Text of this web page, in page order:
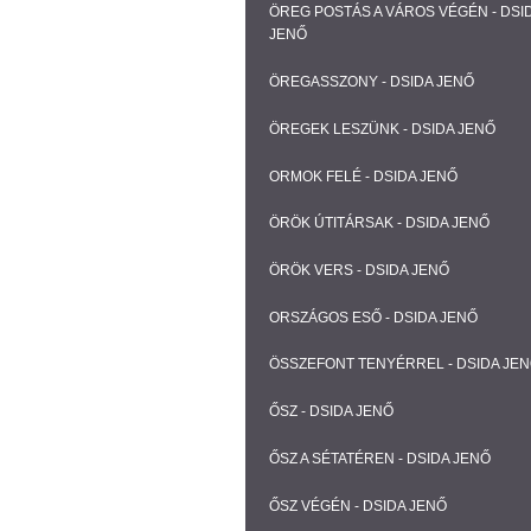
ÖREG POSTÁS A VÁROS VÉGÉN -
JENŐ
ÖREGASSZONY - DSIDA JENŐ
ÖREGEK LESZÜNK - DSIDA JENŐ
ORMOK FELÉ - DSIDA JENŐ
ÖRÖK ÚTITÁRSAK - DSIDA JENŐ
ÖRÖK VERS - DSIDA JENŐ
ORSZÁGOS ESŐ - DSIDA JENŐ
ÖSSZEFONT TENYÉRREL - DSIDA
ŐSZ - DSIDA JENŐ
ŐSZ A SÉTATÉREN - DSIDA JENŐ
ŐSZ VÉGÉN - DSIDA JENŐ